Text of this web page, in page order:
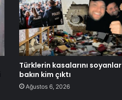
Türklerin kasalarını soyanlar
bakın kim çıktı
Ağustos 6, 2026